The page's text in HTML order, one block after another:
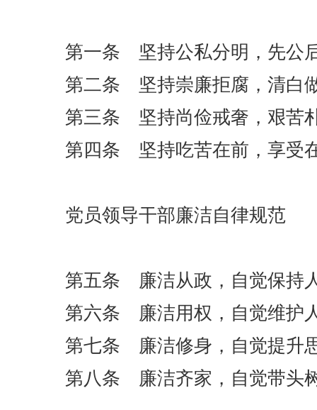
第一条 坚持公私分明，先公后
第二条 坚持崇廉拒腐，清白做
第三条 坚持尚俭戒奢，艰苦朴
第四条 坚持吃苦在前，享受在
党员领导干部廉洁自律规范
第五条 廉洁从政，自觉保持人
第六条 廉洁用权，自觉维护人
第七条 廉洁修身，自觉提升思
第八条 廉洁齐家，自觉带头树